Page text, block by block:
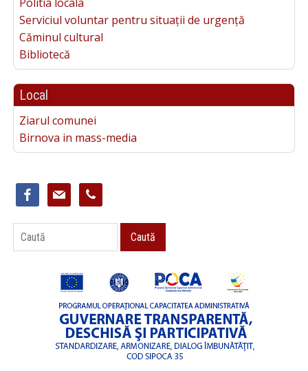
Serviciul voluntar pentru situații de urgență
Căminul cultural
Bibliotecă
Local
Ziarul comunei
Birnova in mass-media
facebookmail phone
Caută Caută